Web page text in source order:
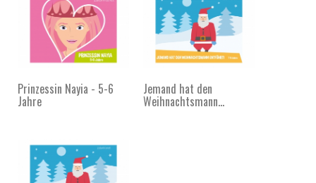
Prinzessin Nayia - 5-6
Jahre
Jemand hat den
Weihnachtsmann...